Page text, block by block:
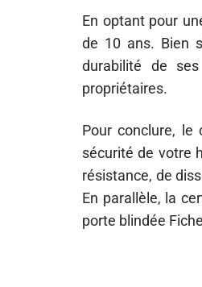
En optant pour
de 10 ans. Bien
durabilité de
propriétaires.
Pour conclure, le
sécurité de votre
résistance, de
En parallèle, la
porte blindée